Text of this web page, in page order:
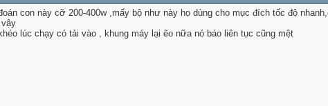
con này cỡ 200-400w ,mấy bộ như này họ dùng cho mục đích tốc độ
lúc chạy có tải vào , khung máy lại ẽo nữa nó báo liên tục cũng mệt